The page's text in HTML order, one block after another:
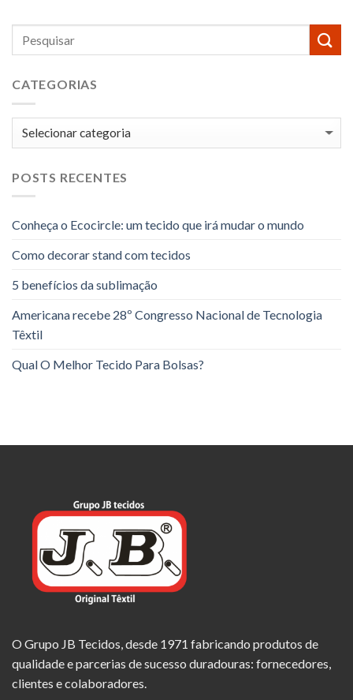
CATEGORIAS
Categorias
POSTS RECENTES
Conheça o Ecocircle: um tecido que irá mudar o mundo
Como decorar stand com tecidos
5 benefícios da sublimação
Americana recebe 28º Congresso Nacional de Tecnologia
Têxtil
Qual O Melhor Tecido Para Bolsas?
O Grupo JB Tecidos, desde 1971 fabricando produtos de
qualidade e parcerias de sucesso duradouras: fornecedores,
clientes e colaboradores.